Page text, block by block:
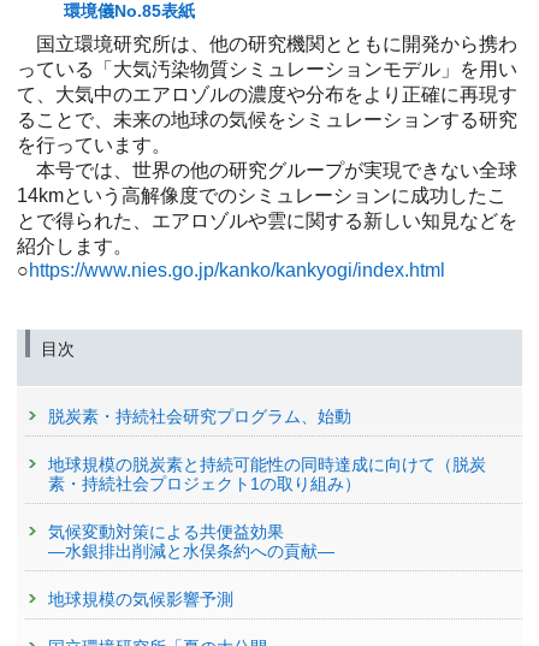
環境儀No.85表紙
国立環境研究所は、他の研究機関とともに開発から携わ
っている「大気汚染物質シミュレーションモデル」を用い
て、大気中のエアロゾルの濃度や分布をより正確に再現す
ることで、未来の地球の気候をシミュレーションする研究
を行っています。
本号では、世界の他の研究グループが実現できない全球
14kmという高解像度でのシミュレーションに成功したこ
とで得られた、エアロゾルや雲に関する新しい知見などを
紹介します。
○https://www.nies.go.jp/kanko/kankyogi/index.html
目次
脱炭素・持続社会研究プログラム、始動
地球規模の脱炭素と持続可能性の同時達成に向けて（脱炭
素・持続社会プロジェクト1の取り組み）
気候変動対策による共便益効果
—水銀排出削減と水俣条約への貢献—
地球規模の気候影響予測